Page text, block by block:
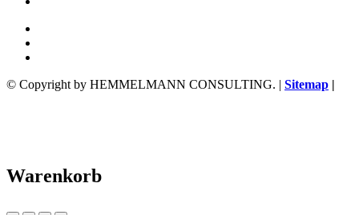
© Copyright by HEMMELMANN CONSULTING. | Sitemap |
Warenkorb